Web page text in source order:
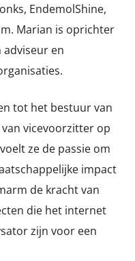
EndemolShine,
Marian is oprichter
adviseur en
tot het bestuur van
vicevoorzitter op
ze de passie om
impact
de kracht van
die het internet
zijn voor een